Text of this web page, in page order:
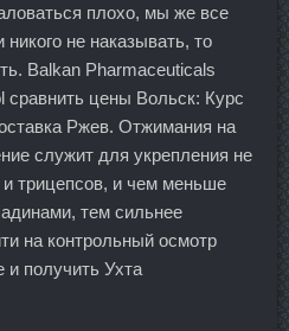
плохо, мы же все
не наказывать, то
Balkan Pharmaceuticals
сравнить цены Вольск: Курс
Ржев. Отжимания на
служит для укрепления не
трицепсов, и чем меньше
тем сильнее
на контрольный осмотр
и получить Ухта